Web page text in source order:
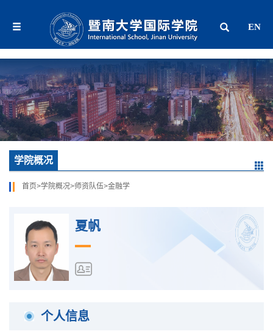
EN
学院概况
首页>学院概况>师资队伍>金融学
夏帆
个人信息